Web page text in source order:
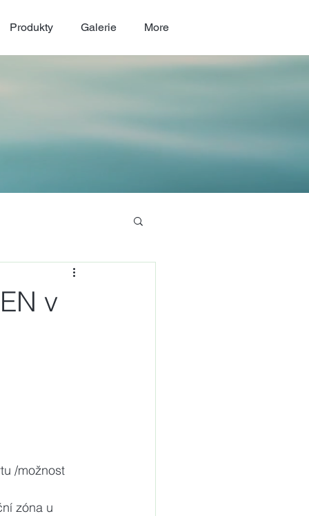
Produkty Galerie More
v
zóna u